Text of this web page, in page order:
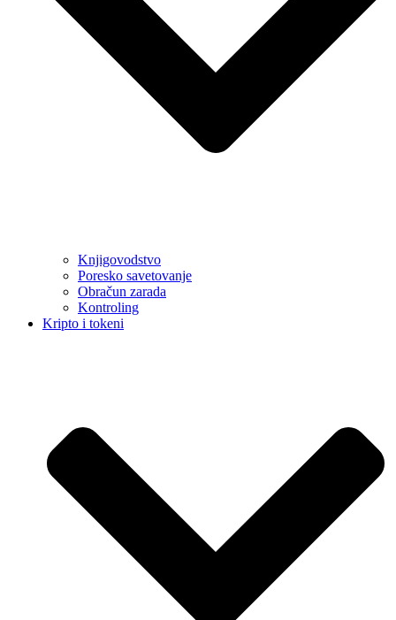
Knjigovodstvo
Poresko savetovanje
Obračun zarada
Kontroling
Kripto i tokeni